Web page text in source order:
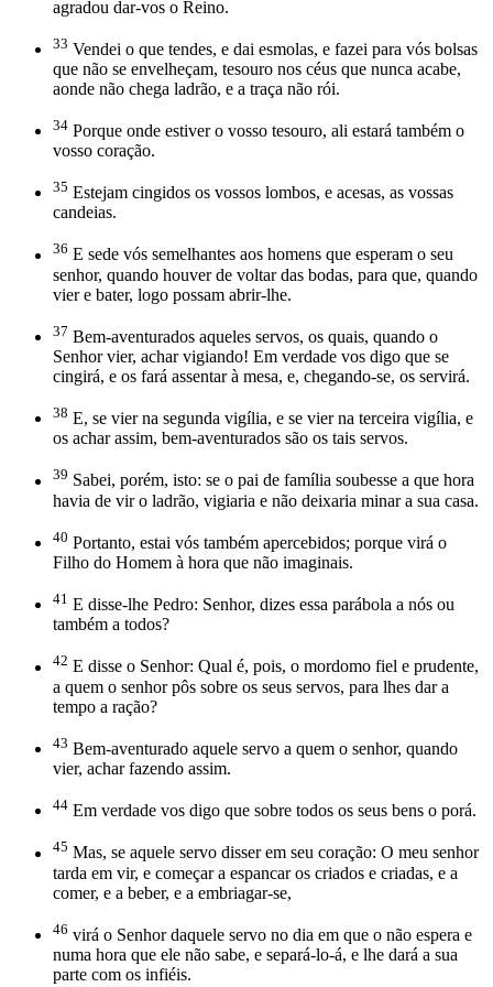
agradou dar-vos o Reino.
33 Vendei o que tendes, e dai esmolas, e fazei para vós bolsas
que não se envelheçam, tesouro nos céus que nunca acabe,
aonde não chega ladrão, e a traça não rói.
34 Porque onde estiver o vosso tesouro, ali estará também o
vosso coração.
35 Estejam cingidos os vossos lombos, e acesas, as vossas
candeias.
36 E sede vós semelhantes aos homens que esperam o seu
senhor, quando houver de voltar das bodas, para que, quando
vier e bater, logo possam abrir-lhe.
37 Bem-aventurados aqueles servos, os quais, quando o
Senhor vier, achar vigiando! Em verdade vos digo que se
cingirá, e os fará assentar à mesa, e, chegando-se, os servirá.
38 E, se vier na segunda vigília, e se vier na terceira vigília, e
os achar assim, bem-aventurados são os tais servos.
39 Sabei, porém, isto: se o pai de família soubesse a que hora
havia de vir o ladrão, vigiaria e não deixaria minar a sua casa.
40 Portanto, estai vós também apercebidos; porque virá o
Filho do Homem à hora que não imaginais.
41 E disse-lhe Pedro: Senhor, dizes essa parábola a nós ou
também a todos?
42 E disse o Senhor: Qual é, pois, o mordomo fiel e prudente,
a quem o senhor pôs sobre os seus servos, para lhes dar a
tempo a ração?
43 Bem-aventurado aquele servo a quem o senhor, quando
vier, achar fazendo assim.
44 Em verdade vos digo que sobre todos os seus bens o porá.
45 Mas, se aquele servo disser em seu coração: O meu senhor
tarda em vir, e começar a espancar os criados e criadas, e a
comer, e a beber, e a embriagar-se,
46 virá o Senhor daquele servo no dia em que o não espera e
numa hora que ele não sabe, e separá-lo-á, e lhe dará a sua
parte com os infiéis.